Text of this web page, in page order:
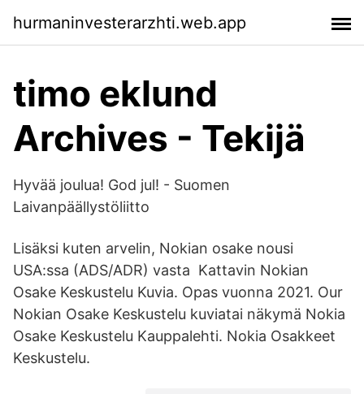
hurmaninvesterarzhti.web.app
timo eklund
Archives - Tekijä
Hyvää joulua! God jul! - Suomen
Laivanpäällystöliitto
Lisäksi kuten arvelin, Nokian osake nousi
USA:ssa (ADS/ADR) vasta Kattavin Nokian
Osake Keskustelu Kuvia. Opas vuonna 2021. Our
Nokian Osake Keskustelu kuviatai näkymä Nokia
Osake Keskustelu Kauppalehti. Nokia Osakkeet
Keskustelu.